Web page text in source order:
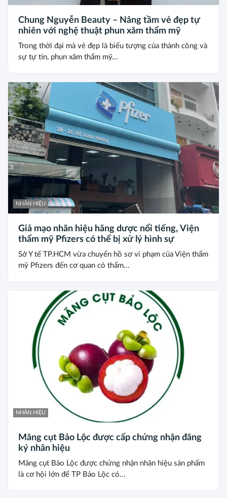
Chung Nguyễn Beauty – Nâng tầm vẻ đẹp tự
nhiên với nghệ thuật phun xăm thẩm mỹ
Trong thời đại mà vẻ đẹp là biểu tượng của thành công và
sự tự tin, phun xăm thẩm mỹ...
NHÃN HIỆU
Giả mạo nhãn hiệu hãng dược nổi tiếng, Viện
thẩm mỹ Pfizers có thể bị xử lý hình sự
Sở Y tế TP.HCM vừa chuyển hồ sơ vi phạm của Viện thẩm
mỹ Pfizers đến cơ quan có thẩm...
NHÃN HIỆU
Măng cụt Bảo Lộc được cấp chứng nhận đăng
ký nhãn hiệu
Măng cụt Bảo Lộc được chứng nhận nhãn hiệu sản phẩm
là cơ hội lớn để TP Bảo Lộc có...